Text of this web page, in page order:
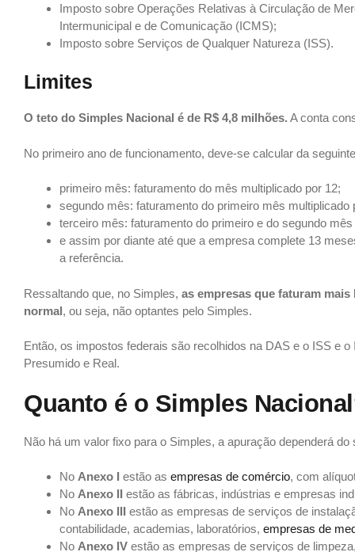
Imposto sobre Operações Relativas à Circulação de
Intermunicipal e de Comunicação (ICMS);
Imposto sobre Serviços de Qualquer Natureza (ISS).
Limites
O teto do Simples Nacional é de R$ 4,8 milhões. A conta
No primeiro ano de funcionamento, deve-se calcular da
primeiro mês: faturamento do mês multiplicado por 12;
segundo mês: faturamento do primeiro mês multiplicado
terceiro mês: faturamento do primeiro e do segundo
e assim por diante até que a empresa complete 13
a referência.
Ressaltando que, no Simples, as empresas que faturam
normal, ou seja, não optantes pelo Simples.
Então, os impostos federais são recolhidos na DAS e o ISS e
Presumido e Real.
Quanto é o Simples
Não há um valor fixo para o Simples, a apuração dependerá
No Anexo I estão as empresas de comércio, com
No Anexo II estão as fábricas, indústrias e empresas
No Anexo III estão as empresas de serviços de
contabilidade, academias, laboratórios, empresas de
No Anexo IV estão as empresas de serviços de